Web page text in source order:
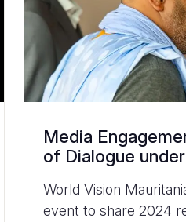
Media
of Dialogue
World Vision
event to share 2024